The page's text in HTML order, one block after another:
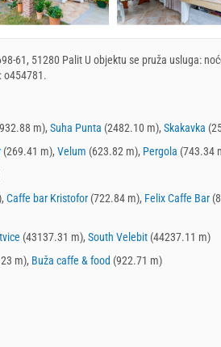
61, 51280 Palit U objektu se pruža usluga:
o454781.
m), Suha Punta (2482.10 m), Skakavka
(269.41 m), Velum (623.82 m), Pergola (743.34
Caffe bar Kristofor (722.84 m), Felix Caffe Bar
(43137.31 m), South Velebit (44237.11 m)
m), Buža caffe & food (922.71 m)